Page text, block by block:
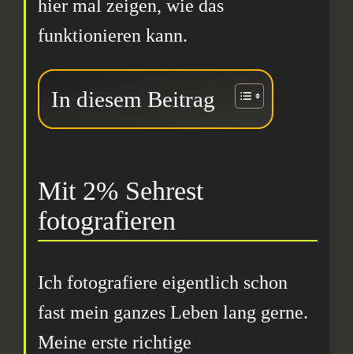
hier mal zeigen, wie das
funktionieren kann.
In diesem Beitrag
Mit 2% Sehrest
fotografieren
Ich fotografiere eigentlich schon
fast mein ganzes Leben lang gerne.
Meine erste richtige